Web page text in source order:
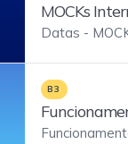
MOCKs
Datas -
B3